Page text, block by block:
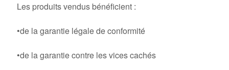
Les produits vendus bénéficient :
•de la garantie légale de conformité
•de la garantie contre les vices cachés